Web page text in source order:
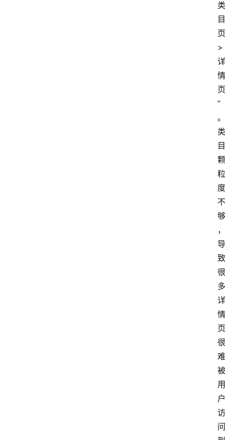
类
目
页
>
详
情
页
”
。
类
目
颗
粒
度
不
够
，
导
致
很
多
详
情
页
很
难
被
用
户
访
问